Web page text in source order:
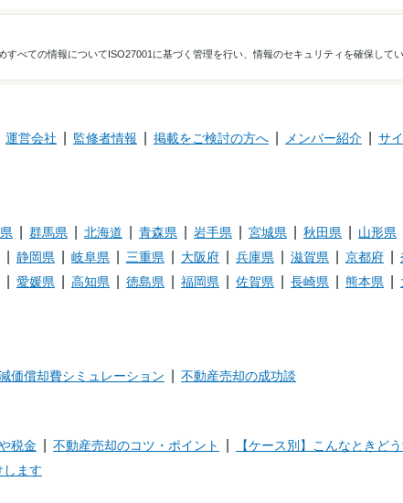
すべての情報についてISO27001に基づく管理を行い、情報のセキュリティを確保してい
運営会社 監修者情報 掲載をご検討の方へ メンバー紹介 サ
群馬県 北海道 青森県 岩手県 宮城県 秋田県 山形県
静岡県 岐阜県 三重県 大阪府 兵庫県 滋賀県 京都府
愛媛県 高知県 徳島県 福岡県 佐賀県 長崎県 熊本県
価償却費シミュレーション 不動産売却の成功談
税金 不動産売却のコツ・ポイント
【ケース別】こんなときど
します